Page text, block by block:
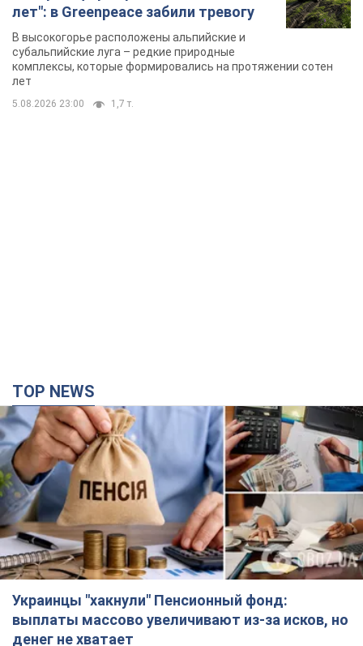
Украинцы "хакнули" Пенсионный фонд:
выплаты массово увеличивают из-за исков, но
денег не хватает
Как пересчитывают пенсии
4 часа назад 90,7 т.
ВАКС избрал меру пресечения экс-послу
Украины в США Стефанишиной: что известно о
деле